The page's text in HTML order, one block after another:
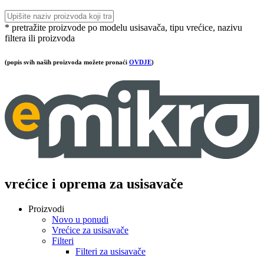
* pretražite proizvode po modelu usisavača, tipu vrećice, nazivu
filtera ili proizvoda
(popis svih naših proizvoda možete pronaći OVDJE)
vrećice i oprema za usisavače
Proizvodi
Novo u ponudi
Vrećice za usisavače
Filteri
Filteri za usisavače